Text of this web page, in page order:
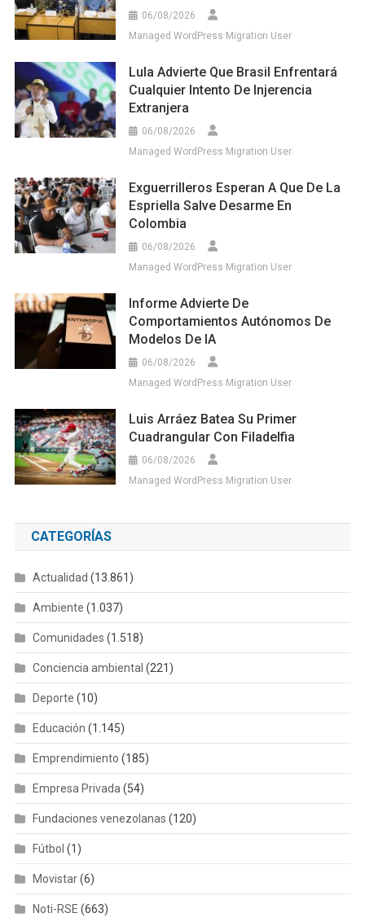
06/08/2026
Managed WordPress Migration User
Lula Advierte Que Brasil Enfrentará
Cualquier Intento De Injerencia
Extranjera
06/08/2026
Managed WordPress Migration User
Exguerrilleros Esperan A Que De La
Espriella Salve Desarme En
Colombia
06/08/2026
Managed WordPress Migration User
Informe Advierte De
Comportamientos Autónomos De
Modelos De IA
06/08/2026
Managed WordPress Migration User
Luis Arráez Batea Su Primer
Cuadrangular Con Filadelfia
06/08/2026
Managed WordPress Migration User
CATEGORÍAS
Actualidad (13.861)
Ambiente (1.037)
Comunidades (1.518)
Conciencia ambiental (221)
Deporte (10)
Educación (1.145)
Emprendimiento (185)
Empresa Privada (54)
Fundaciones venezolanas (120)
Fútbol (1)
Movistar(6)
Noti-RSE (663)